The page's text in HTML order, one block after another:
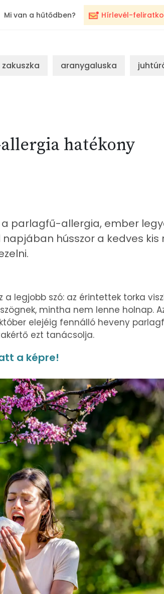
Hírlevél-
Mi van a hűtődben?
zakuszka aranygaluska
hatékony
parlagfű-allergia, ember
hússzor a kedves kis
legjobb szó: az érintettek torka
mintha nem lenne holnap.
elejéig fennálló heveny
ezt tanácsolja.
a képre!